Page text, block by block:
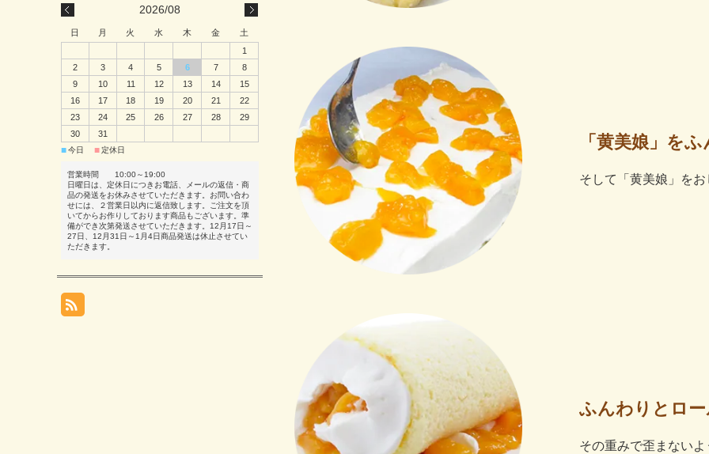
「黄美娘」を
そして「黄美娘」を
ふんわりとロ
その重みで歪まない
2026/08
日 月 火 水 木 金
土
1
2
3 4 5 6 7
8
9
10 11 12 13 14
15
16
17 18 19 20 21
22
23
24 25 26 27 28
29
30
31
■今日 ■定休日
営業時間 10:00～19:00
日曜日は、定休日につきお電話、メールの返信・商
品の発送をお休みさせていただきます。お問い合わ
せには、２営業日以内に返信致します。ご注文を頂
いてからお作りしております商品もございます。準
備ができ次第発送させていただきます。12月17日～
27日、12月31日～1月4日商品発送は休止させてい
ただきます。